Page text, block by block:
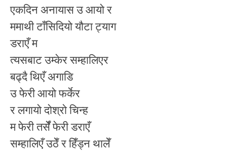
एकदिन अनायास उ आयो र
ममाथी टाँसिदियो यौटा ट्याग
डराएँ म
त्यसबाट उम्केर सम्हालिएर
बढ्दै थिएँ अगाडि
उ फेरी आयो फर्केर
र लगायो दोश्रो चिन्ह
म फेरी तर्सेँ फेरी डराएँ
सम्हालिएँ उठेँ र हिँड्न थालेँ